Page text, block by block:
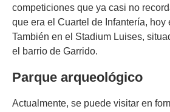
competiciones que ya casi no
que era el Cuartel de Infantería, hoy
También en el Stadium Luises,
el barrio de Garrido.
Parque arqueológico
Actualmente, se puede visitar en